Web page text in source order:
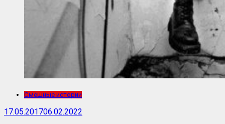
Смешные истории
17.05.201706.02.2022